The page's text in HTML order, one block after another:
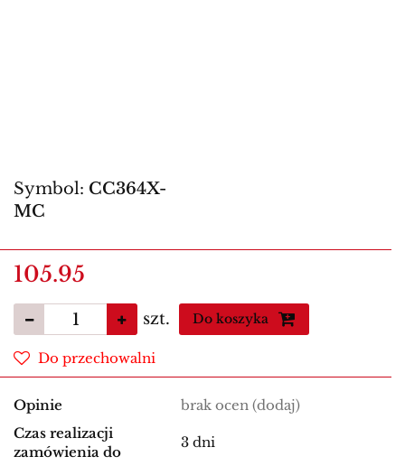
Symbol: CC364X-
MC
105.95
szt. Do koszyka
Do przechowalni
Opinie brak ocen (dodaj)
Czas realizacji
zamówienia do
3 dni